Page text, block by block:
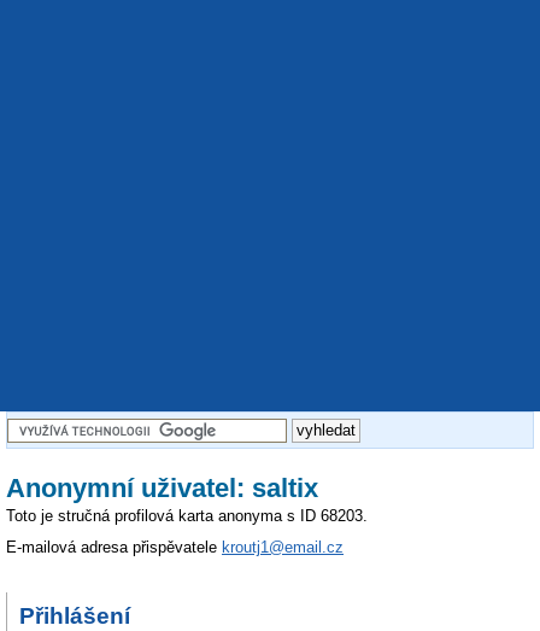
Anonymní uživatel: saltix
Toto je stručná profilová karta anonyma s ID 68203.
E-mailová adresa přispěvatele kroutj1@email.cz
Přihlášení